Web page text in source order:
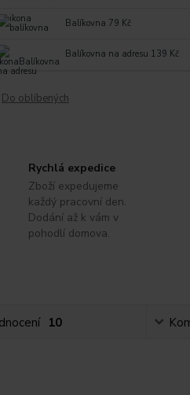
Balíkovna 79 Kč
Balíkovna na adresu 139 Kč
Do oblíbených
Rychlá expedice
Zboží expedujeme
každý pracovní den.
Dodání až k vám v
pohodlí domova.
10